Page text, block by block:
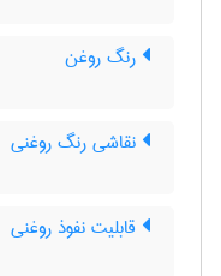
رنگ روغن
نقاشی رنگ روغنی
قابلیت نفوذ روغنی